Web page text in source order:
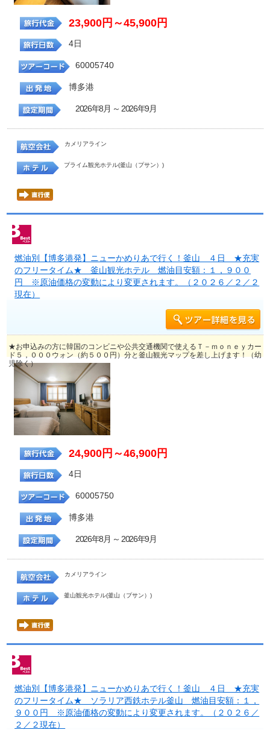
23,900円～45,900円
4日
60005740
博多港
2026年8月 ～ 2026年9月
カメリアライン
プライム観光ホテル(釜山（プサン）)
燃油別【博多港発】ニューかめりあで行く！釜山 ４日 ★充実
のフリータイム★ 釜山観光ホテル 燃油目安額：１，９００
円 ※原油価格の変動により変更されます。（２０２６／２／２
現在）
★お申込みの方に韓国のコンビニや公共交通機関で使えるＴ－ｍｏｎｅｙカー
ド５，０００ウォン（約５００円）分と釜山観光マップを差し上げます！（幼
児除く）
24,900円～46,900円
4日
60005750
博多港
2026年8月 ～ 2026年9月
カメリアライン
釜山観光ホテル(釜山（プサン）)
燃油別【博多港発】ニューかめりあで行く！釜山 ４日 ★充実
のフリータイム★ ソラリア西鉄ホテル釜山 燃油目安額：１，
９００円 ※原油価格の変動により変更されます。（２０２６／
２／２現在）